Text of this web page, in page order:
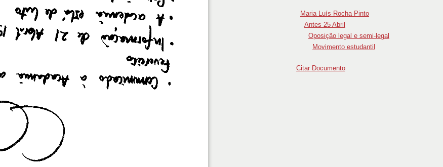
Maria Luís Rocha Pinto
Antes 25 Abril
Oposição legal e semi-legal
Movimento estudantil
Citar Documento